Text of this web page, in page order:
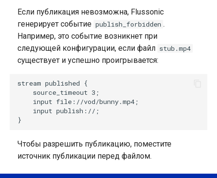
Если публикация невозможна, Flussonic
генерирует событие publish_forbidden .
Например, это событие возникнет при
следующей конфигурации, если файл stub.mp4
существует и успешно проигрывается:
stream published {
    source_timeout 3;
    input file://vod/bunny.mp4;
    input publish://;
Чтобы разрешить публикацию, поместите
источник публикации перед файлом.